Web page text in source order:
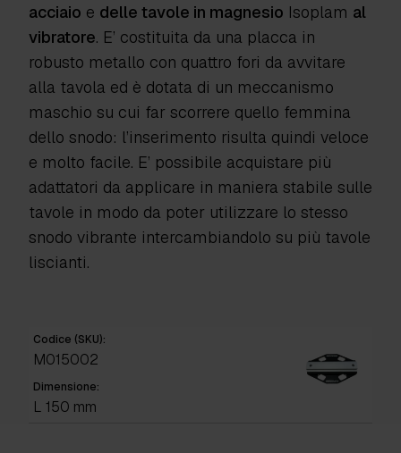
acciaio e delle tavole in magnesio Isoplam al
vibratore. E’ costituita da una placca in
robusto metallo con quattro fori da avvitare
alla tavola ed è dotata di un meccanismo
maschio su cui far scorrere quello femmina
dello snodo: l’inserimento risulta quindi veloce
e molto facile. E’ possibile acquistare più
adattatori da applicare in maniera stabile sulle
tavole in modo da poter utilizzare lo stesso
snodo vibrante intercambiandolo su più tavole
liscianti.
Codice (SKU):
M015002
Dimensione:
L 150 mm